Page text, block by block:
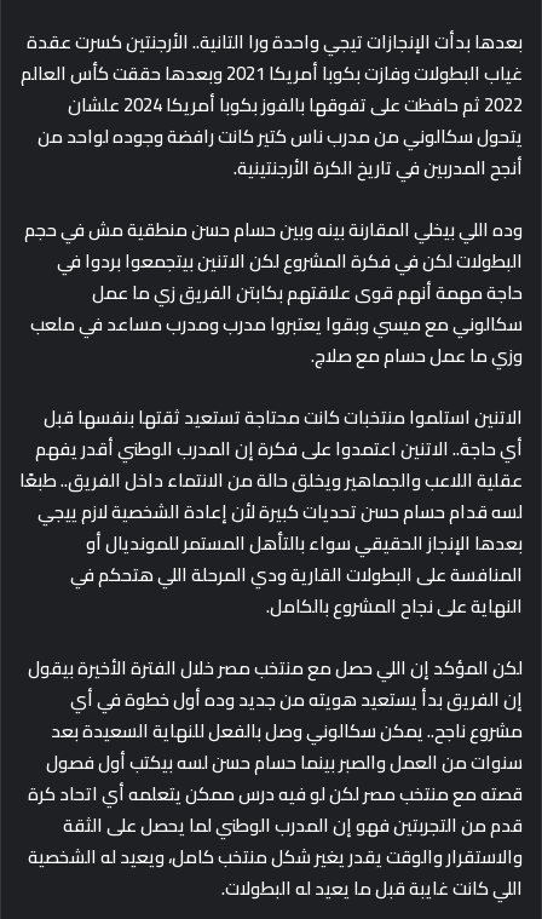
بعدها بدأت الإنجازات تيجي واحدة ورا التانية.. الأرجنتين كسرت عقدة
غياب البطولات وفازت بكوبا أمريكا 2021 وبعدها حققت كأس العالم
2022 ثم حافظت على تفوقها بالفوز بكوبا أمريكا 2024 علشان
يتحول سكالوني من مدرب ناس كتير كانت رافضة وجوده لواحد من
أنجح المدربين في تاريخ الكرة الأرجنتينية.
وده اللي بيخلي المقارنة بينه وبين حسام حسن منطقية مش في حجم
البطولات لكن في فكرة المشروع لكن الاتنين بيتجمعوا بردوا في
حاجة مهمة أنهم قوى علاقتهم بكابتن الفريق زي ما عمل
سكالوني مع ميسي وبقوا يعتبروا مدرب ومدرب مساعد في ملعب
وزي ما عمل حسام مع صلاج.
الاتنين استلموا منتخبات كانت محتاجة تستعيد ثقتها بنفسها قبل
أي حاجة.. الاتنين اعتمدوا على فكرة إن المدرب الوطني أقدر يفهم
عقلية اللاعب والجماهير ويخلق حالة من الانتماء داخل الفريق.. طبعًا
لسه قدام حسام حسن تحديات كبيرة لأن إعادة الشخصية لازم ييجي
بعدها الإنجاز الحقيقي سواء بالتأهل المستمر للمونديال أو
المنافسة على البطولات القارية ودي المرحلة اللي هتحكم في
النهاية على نجاح المشروع بالكامل.
لكن المؤكد إن اللي حصل مع منتخب مصر خلال الفترة الأخيرة بيقول
إن الفريق بدأ يستعيد هويته من جديد وده أول خطوة في أي
مشروع ناجح.. يمكن سكالوني وصل بالفعل للنهاية السعيدة بعد
سنوات من العمل والصبر بينما حسام حسن لسه بيكتب أول فصول
قصته مع منتخب مصر لكن لو فيه درس ممكن يتعلمه أي اتحاد كرة
قدم من التجربتين فهو إن المدرب الوطني لما يحصل على الثقة
والاستقرار والوقت يقدر يغير شكل منتخب كامل، ويعيد له الشخصية
اللي كانت غايبة قبل ما يعيد له البطولات.